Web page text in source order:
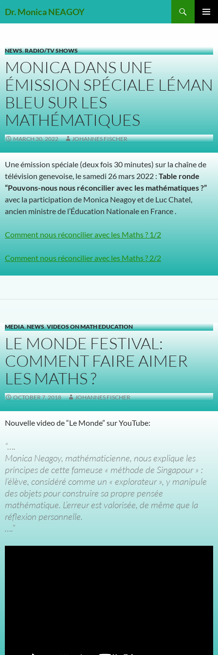
toDr. Monica NEAGOY
NEWS,RADIO/TV SHOWS
MONICA DANS UNE
ÉMISSION SPÉCIALE LÉMAN
BLEU SUR LES
MATHÉMATIQUES
MARCH 30, 2022 JOHANNES FISCHER
Une émission spéciale (deux fois 30 minutes) sur la chaîne de
télévision genevoise, le samedi 26 mars 2022 : Table ronde
“Pouvons-nous nous réconcilier avec les mathématiques ?”
avec la participation de Monica Neagoy et de Luc Chatel,
ancien ministre de l’Éducation Nationale en France .
Comment nous réconcilier avec les Maths ? 1/2
Comment nous réconcilier avec les Maths ? 2/2
MEDIA,NEWS,VIDEOS ON MATH EDUCATION
LE MONDE FESTIVAL:
COMMENT FAIRE AIMER
LES MATHS ?
OCTOBER 7, 2018 JOHANNES FISCHER
Nouvelle video de “Le Monde” sur YouTube:
“….
Monica Neagoy, mathématicienne, nous explique les
principes de cette fameuse « méthode de Singapour » :
l’élève, considéré comme un « explorateur », y manipule
des objets pour construire sa propre pensée
mathématique. L’erreur est valorisée, de même que la
réflexion personnelle.
….”